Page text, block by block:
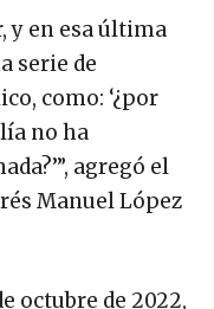
y en esa última
serie de
como: ‘¿por
no ha
agregó el
Manuel López
octubre de 2022,